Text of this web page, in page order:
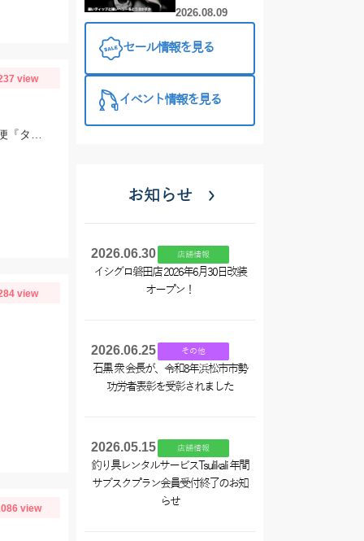
view
view
view
もお買い
得！！！
う活かすか |
プラス510の
2026.08.09
セール情報を見る
イベント情報を見る
お知らせ
2026.06.30 店舗情報
イシグロ磐田店 2026年6月30日改装
オープン！
2026.06.25 その他
石黒 衆 会長が、令和8年浜松市市勢
功労者表彰を受彰されました
2026.05.15 店舗情報
釣り具レンタルサービスTsulikali 年間
サブスクプラン会員受付終了のお知
らせ